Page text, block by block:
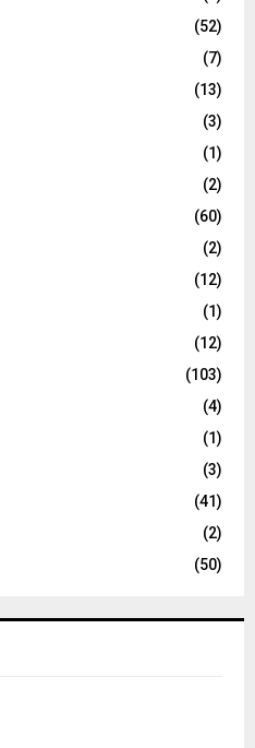
(52)
(7)
(13)
(3)
(1)
(2)
(60)
(2)
(12)
(1)
(12)
(103)
(4)
(1)
(3)
(41)
(2)
(50)